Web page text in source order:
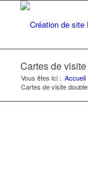
Cartes de
Vous êtes ici : Accueil
Cartes de visite